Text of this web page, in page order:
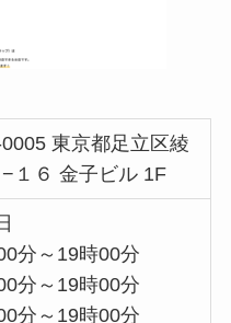
東京都足立区綾
１６ 金子ビル 1F
分～19時00分
分～19時00分
分～19時00分